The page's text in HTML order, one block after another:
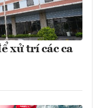
xử trí các ca